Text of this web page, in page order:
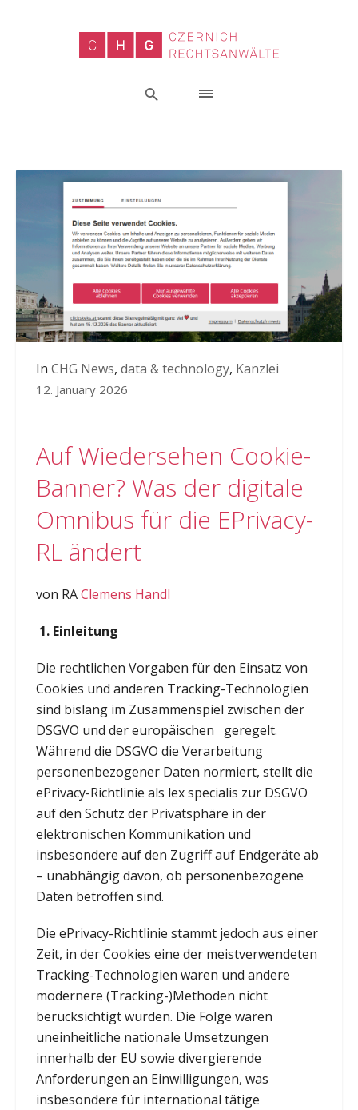
In CHG News, data & technology, Kanzlei
12. January 2026
Auf Wiedersehen Cookie-
Banner? Was der digitale
Omnibus für die EPrivacy-
RL ändert
von RAClemens Handl
1. Einleitung
Die rechtlichen Vorgaben für den Einsatz von
Cookies und anderen Tracking-Technologien
sind bislang im Zusammenspiel zwischen der
DSGVO und der europäischen
geregelt.
Während die DSGVO die Verarbeitung
personenbezogener Daten normiert, stellt die
ePrivacy-Richtlinie als lex specialis zur DSGVO
auf den Schutz der Privatsphäre in der
elektronischen Kommunikation und
insbesondere auf den Zugriff auf Endgeräte ab
– unabhängig davon, ob personenbezogene
Daten betroffen sind.
Die ePrivacy-Richtlinie stammt jedoch aus einer
Zeit, in der Cookies eine der meistverwendeten
Tracking-Technologien waren und andere
modernere (Tracking-)Methoden nicht
berücksichtigt wurden. Die Folge waren
uneinheitliche nationale Umsetzungen
innerhalb der EU sowie divergierende
Anforderungen an Einwilligungen, was
insbesondere für international tätige